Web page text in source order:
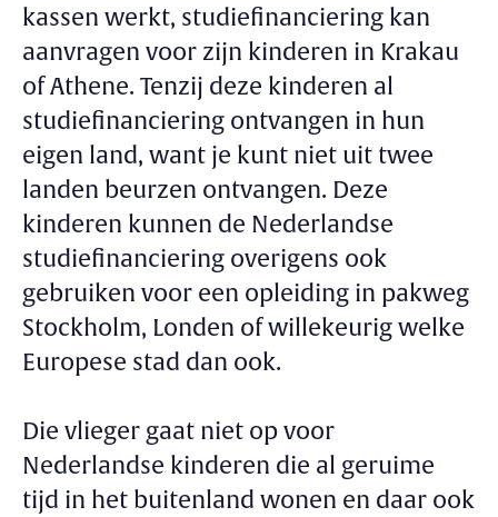
kassen werkt, studiefinanciering kan
aanvragen voor zijn kinderen in Krakau
of Athene. Tenzij deze kinderen al
studiefinanciering ontvangen in hun
eigen land, want je kunt niet uit twee
landen beurzen ontvangen. Deze
kinderen kunnen de Nederlandse
studiefinanciering overigens ook
gebruiken voor een opleiding in pakweg
Stockholm, Londen of willekeurig welke
Europese stad dan ook.
Die vlieger gaat niet op voor
Nederlandse kinderen die al geruime
tijd in het buitenland wonen en daar ook